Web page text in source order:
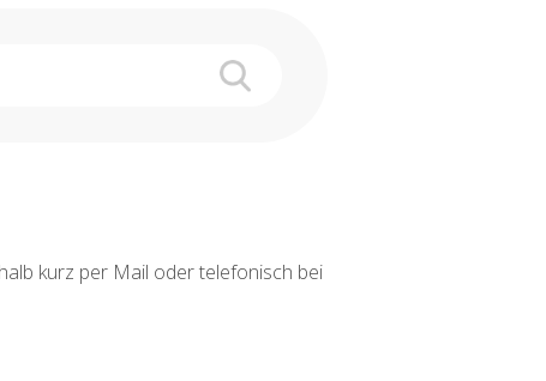
kurz per Mail oder telefonisch bei